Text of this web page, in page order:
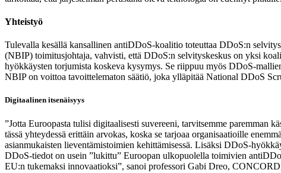
Yhteistyö
Tulevalla kesällä kansallinen antiDDoS-koalitio toteuttaa DDoS:n
(NBIP) toimitusjohtaja, vahvisti, että DDoS:n selvityskeskus on yksi
hyökkäysten torjumista koskeva kysymys. Se riippuu myös DDoS-
NBIP on voittoa tavoittelematon säätiö, joka ylläpitää National DDoS
Digitaalinen itsenäisyys
”Jotta Euroopasta tulisi digitaalisesti suvereeni, tarvitsemme
tässä yhteydessä erittäin arvokas, koska se tarjoaa organisaatioille
asianmukaisten lieventämistoimien kehittämisessä. Lisäksi DDoS-
DDoS-tiedot on usein ”lukittu” Euroopan ulkopuolella toimivien
EU:n tukemaksi innovaatioksi”, sanoi professori Gabi Dreo,